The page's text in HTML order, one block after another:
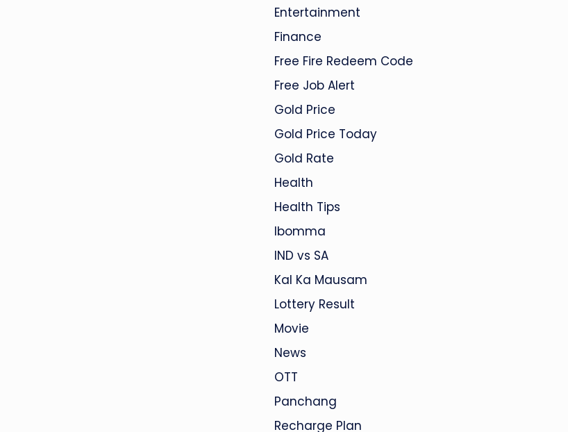
Entertainment
Finance
Free Fire Redeem Code
Free Job Alert
Gold Price
Gold Price Today
Gold Rate
Health
Health Tips
Ibomma
IND vs SA
Kal Ka Mausam
Lottery Result
Movie
News
OTT
Panchang
Recharge Plan